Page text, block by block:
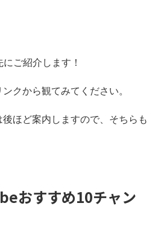
ご紹介します！
クから観てみてください。
ほど案内しますので、そちらも
おすすめ10チャン